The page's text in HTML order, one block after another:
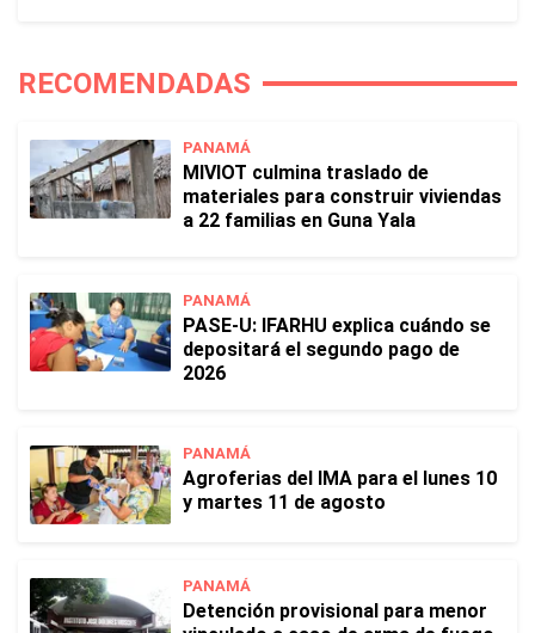
RECOMENDADAS
PANAMÁ
MIVIOT culmina traslado de
materiales para construir viviendas
a 22 familias en Guna Yala
PANAMÁ
PASE-U: IFARHU explica cuándo se
depositará el segundo pago de
2026
PANAMÁ
Agroferias del IMA para el lunes 10
y martes 11 de agosto
PANAMÁ
Detención provisional para menor